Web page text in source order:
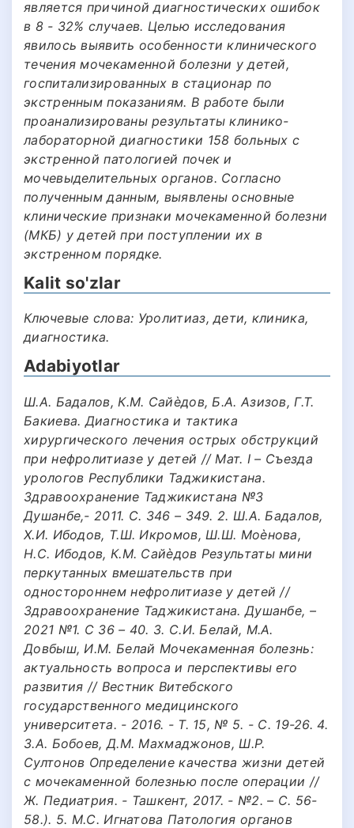
является причиной диагностических ошибок
в 8 - 32% случаев. Целью исследования
явилось выявить особенности клинического
течения мочекаменной болезни у детей,
госпитализированных в стационар по
экстренным показаниям. В работе были
проанализированы результаты клинико-
лабораторной диагностики 158 больных с
экстренной патологией почек и
мочевыделительных органов. Согласно
полученным данным, выявлены основные
клинические признаки мочекаменной болезни
(МКБ) у детей при поступлении их в
экстренном порядке.
Kalit so'zlar
Ключевые слова: Уролитиаз, дети, клиника,
диагностика.
Adabiyotlar
Ш.А. Бадалов, К.М. Сайѐдов, Б.А. Азизов, Г.Т.
Бакиева. Диагностика и тактика
хирургического лечения острых обструкций
при нефролитиазе у детей // Мат. I – Съезда
урологов Республики Таджикистана.
Здравоохранение Таджикистана №3
Душанбе,- 2011. С. 346 – 349. 2. Ш.А. Бадалов,
Х.И. Ибодов, Т.Ш. Икромов, Ш.Ш. Моѐнова,
Н.С. Ибодов, К.М. Сайѐдов Результаты мини
перкутанных вмешательств при
одностороннем нефролитиазе у детей //
Здравоохранение Таджикистана. Душанбе, –
2021 №1. С 36 – 40. 3. С.И. Белай, М.А.
Довбыш, И.М. Белай Мочекаменная болезнь:
актуальность вопроса и перспективы его
развития // Вестник Витебского
государственного медицинского
университета. - 2016. - Т. 15, № 5. - С. 19-26. 4.
З.А. Бобоев, Д.М. Махмаджонов, Ш.Р.
Султонов Определение качества жизни детей
с мочекаменной болезнью после операции //
Ж. Педиатрия. - Ташкент, 2017. - №2. – С. 56-
58.). 5. М.С. Игнатова Патология органов